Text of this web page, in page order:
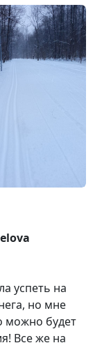
успеть на
но мне
можно будет
Все же на